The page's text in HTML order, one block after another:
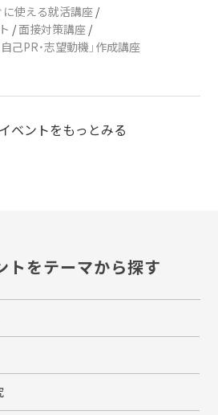
に使える就活講座 /
/面接対策講座 /
己PR・志望動機」作成講座
ベントをもっとみる
トをテーマから探す